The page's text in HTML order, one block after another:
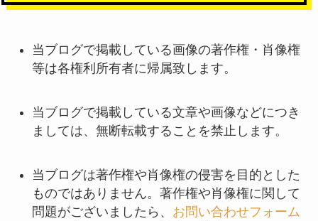
当ブログで掲載している画像の著作権・肖像権
等は各権利所有者に帰属致します。
当ブログで掲載している文章や画像などにつき
ましては、無断転載することを禁止します。
当ブログは著作権や肖像権の侵害を目的とした
ものではありません。著作権や肖像権に関して
問題がございましたら、 お問い合わせフォーム